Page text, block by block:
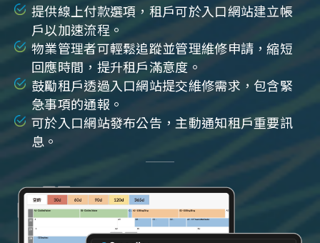
提供線上付款選項，租戶可於入口網站建立帳
戶以加速流程。
物業管理者可輕鬆追蹤並管理維修申請，縮短
回應時間，提升租戶滿意度。
鼓勵租戶透過入口網站提交維修需求，包含緊
急事項的通報。
可於入口網站發布公告，主動通知租戶重要訊
息。